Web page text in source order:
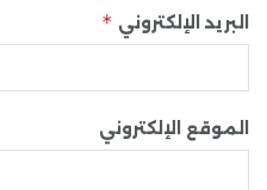
البريد الإلكتروني *
الموقع الإلكتروني